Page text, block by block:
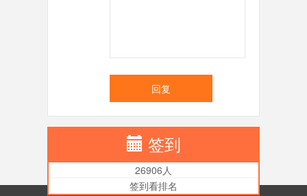
回复
签到
26906人
签到看排名